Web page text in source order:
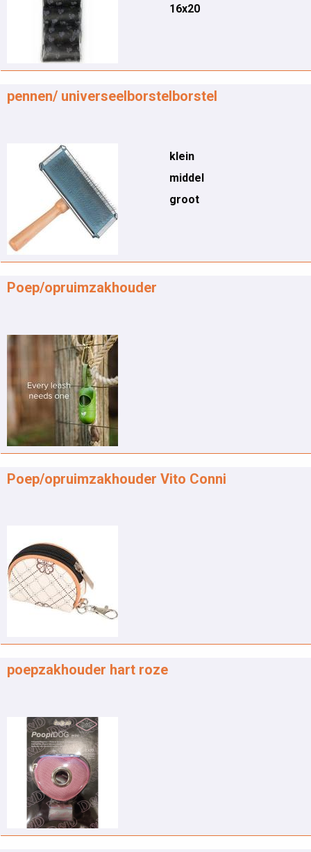
16x20
pennen/ universeelborstelborstel
klein
middel
groot
Poep/opruimzakhouder
Poep/opruimzakhouder Vito Conni
poepzakhouder hart roze